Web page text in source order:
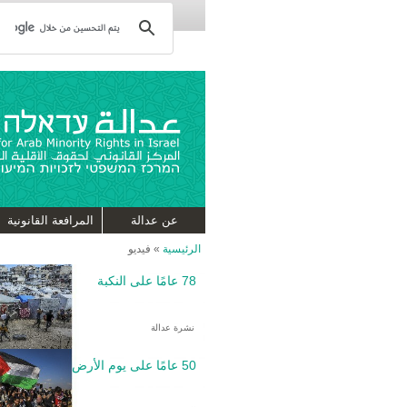
عن عدالة المرافعة القانونية
الرئيسية » فيديو
78 عامًا على النكبة
نشرة عدالة
50 عامًا على يوم الأرض